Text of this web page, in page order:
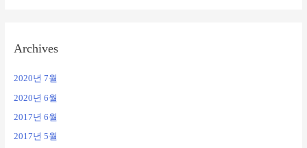
Archives
2020년 7월
2020년 6월
2017년 6월
2017년 5월